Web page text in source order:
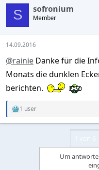
S sofronium
Member
14.09.2016
@rainie Danke für die
Monats die dunklen
berichten.
R
1 user
Um